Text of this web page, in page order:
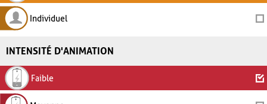
Individuel
INTENSITÉ D'ANIMATION
Faible